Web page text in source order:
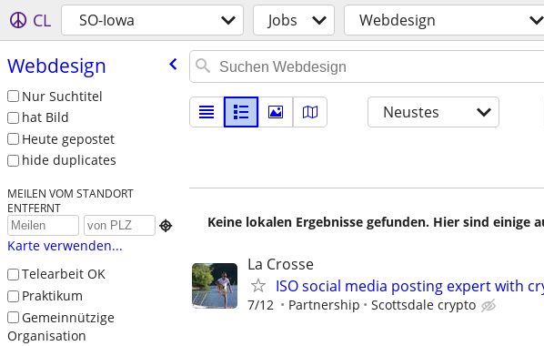
CL SO-Iowa Jobs Webdesign
Webdesign
Nur Suchtitel
hat Bild
Heute gepostet
hide duplicates
MEILEN VOM STANDORT
ENTFERNT

Karte verwenden...
Telearbeit OK
Praktikum
Gemeinnützige
Organisation
Neustes
Keine lokalen Ergebnisse gefunden. Hier sind einige
La Crosse
ISO social media posting expert with
7/12 Partnership Scottsdale crypto